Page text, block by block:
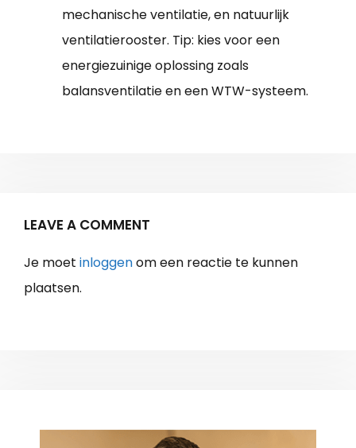
mechanische ventilatie, en natuurlijk
ventilatierooster. Tip: kies voor een
energiezuinige oplossing zoals
balansventilatie en een WTW-systeem.
LEAVE A COMMENT
Je moet inloggenom een reactie te kunnen
plaatsen.